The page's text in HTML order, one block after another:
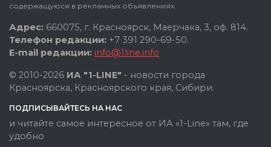
содержащуюся в рекламных объявлениях.
Адрес: 660075, г. Красноярск, Маерчака, 3, оф. 814.
Телефон редакции: +7 391 290-69-50.
E-mail редакции: info@1line.info
© 2010-2026 ИА "1-LINE" - новости города
Красноярска, Красноярского края, Сибири.
ПОДПИСЫВАЙТЕСЬ НА НАС
и читайте самое интересное от ИА «1-Line» там, где
удобно